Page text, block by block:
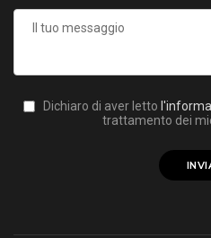
Dichiaro di aver letto
trattamento dei